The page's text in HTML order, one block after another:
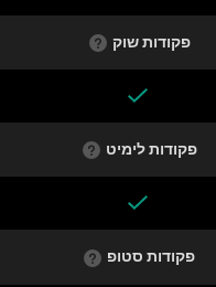
פקודות שוק
פקודות לימיט
פקודות סטופ